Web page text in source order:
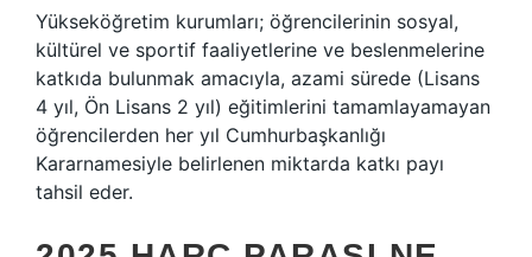
Yükseköğretim kurumları; öğrencilerinin sosyal,
kültürel ve sportif faaliyetlerine ve beslenmelerine
katkıda bulunmak amacıyla, azami sürede (Lisans
4 yıl, Ön Lisans 2 yıl) eğitimlerini tamamlayamayan
öğrencilerden her yıl Cumhurbaşkanlığı
Kararnamesiyle belirlenen miktarda katkı payı
tahsil eder.